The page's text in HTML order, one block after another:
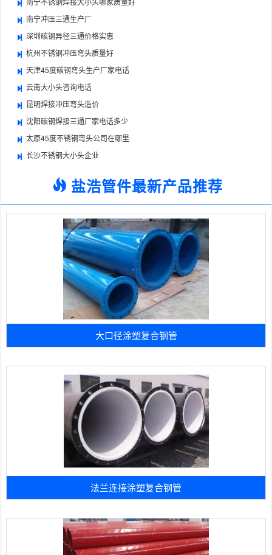
南宁冲压三通生产厂
深圳碳钢异径三通价格实惠
杭州不锈钢冲压弯头质量好
天津45度碳钢弯头生产厂家电话
云南大小头咨询电话
昆明焊接冲压弯头造价
沈阳碳钢焊接三通厂家电话多少
太原45度不锈钢弯头公司在哪里
长沙不锈钢大小头企业
盐浩管件最新产品推荐
大口径涂塑复合钢管
法兰连接涂塑复合钢管